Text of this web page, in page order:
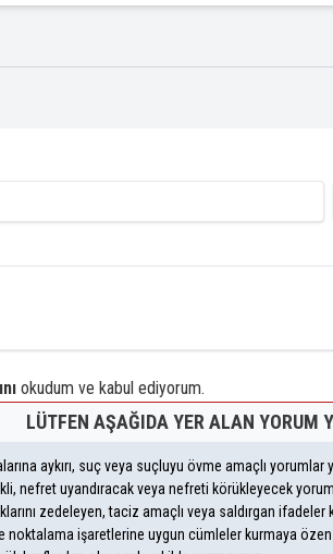
okudum ve kabul ediyorum.
LÜTFEN AŞAĞIDA YER ALAN YORUM
aykırı, suç veya suçluyu övme amaçlı yorumlar
nefret uyandıracak veya nefreti körükleyecek
zedeleyen, taciz amaçlı veya saldırgan ifadeler
noktalama işaretlerine uygun cümleler kurmaya